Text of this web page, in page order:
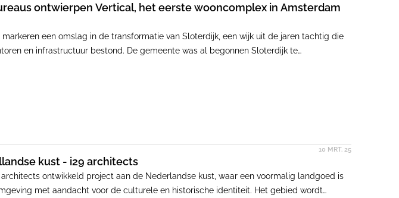
ontwierpen Vertical, het eerste wooncomplex in Amsterdam
markeren een omslag in de transformatie van Sloterdijk, een wijk uit de jaren tachtig die
en infrastructuur bestond. De gemeente was al begonnen Sloterdijk te
10 MRT. 25
kust - i29 architects
ontwikkeld project aan de Nederlandse kust, waar een voormalig landgoed is
met aandacht voor de culturele en historische identiteit. Het gebied wordt